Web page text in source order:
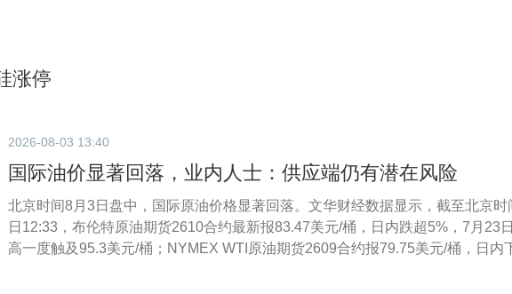
涨停
2026-08-03 13:40
国际油价显著回落，业内人士：供应端仍有潜在风险
北京时间8月3日盘中，国际原油价格显著回落。文华财经数据显示，截至北京时
日12:33，布伦特原油期货2610合约最新报83.47美元/桶，日内跌超5%，7月23
高一度触及95.3美元/桶；NYMEX WTI原油期货2609合约报79.75美元/桶，日内